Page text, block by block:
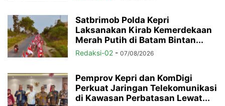
Satbrimob Polda Kepri
Laksanakan Kirab Kemerdekaan
Merah Putih di Batam Bintan...
Redaksi-02 - 07/08/2026
Pemprov Kepri dan KomDigi
Perkuat Jaringan Telekomunikasi
di Kawasan Perbatasan Lewat...